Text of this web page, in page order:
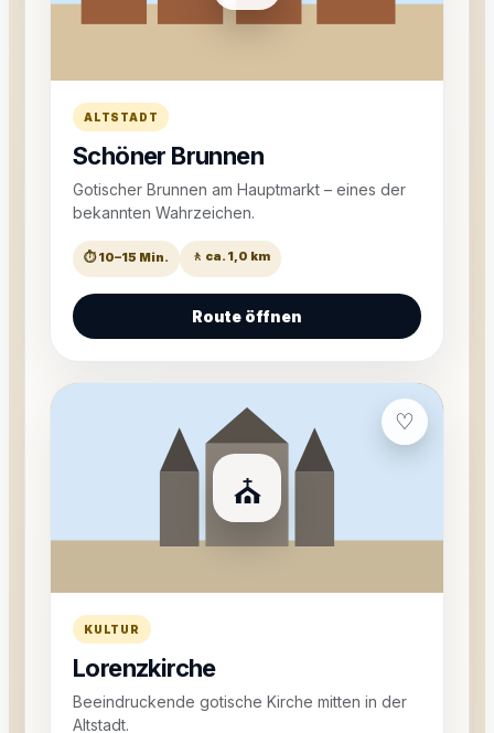
ALTSTADT
Schöner Brunnen
Gotischer Brunnen am Hauptmarkt – eines der
bekannten Wahrzeichen.
⏱ 10–15 Min. 🚶 ca. 1,0 km
Route öffnen
⛪
♡
KULTUR
Lorenzkirche
Beeindruckende gotische Kirche mitten in der
Altstadt.